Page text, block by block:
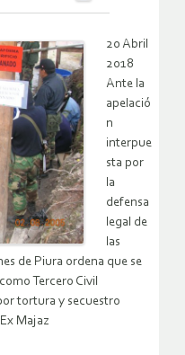
20 Abril
2018
Ante la
apelació
n
interpue
sta por
la
defensa
legal de
las
de Piura ordena que se
Tercero Civil
tortura y secuestro
Majaz